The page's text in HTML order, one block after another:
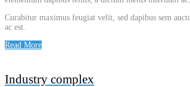
Curabitur maximus feugiat velit, sed dapibus sem
ac est.
Read More
Industry complex